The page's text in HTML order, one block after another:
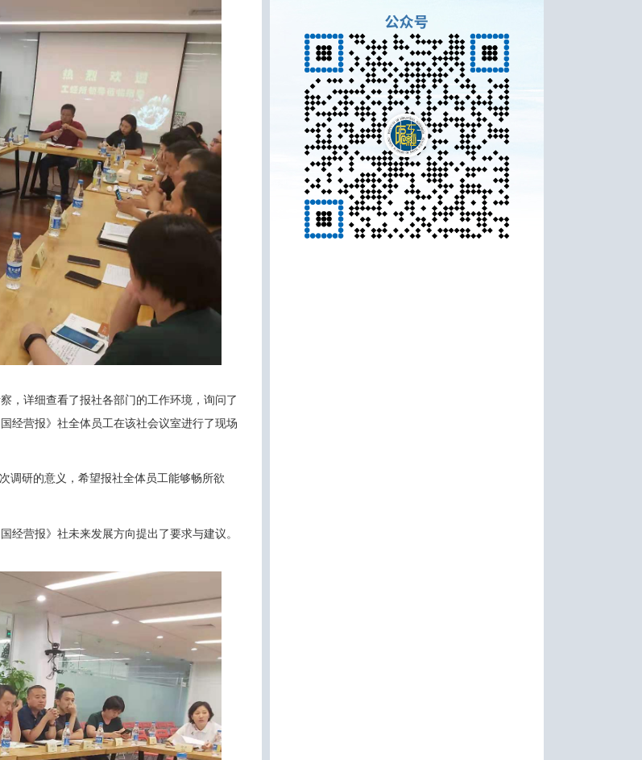
，详细查看了报社各部门的工作环境，询问了
经营报》社全体员工在该社会议室进行了现场
调研的意义，希望报社全体员工能够畅所欲
经营报》社未来发展方向提出了要求与建议。